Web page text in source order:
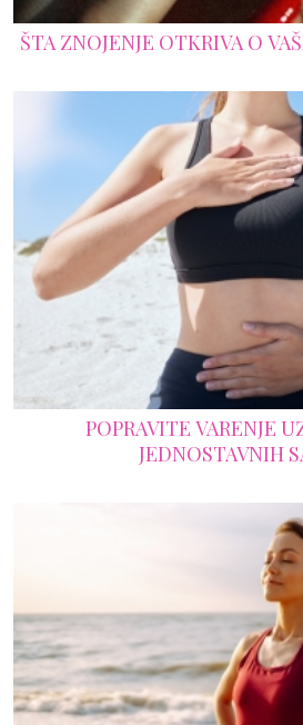
ŠTA ZNOJENJE OTKRIVA O
POPRAVITE VARENJE
JEDNOSTAVNIH